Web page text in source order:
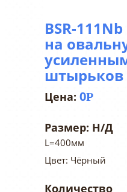
BSR-
на
штырьков
0Р
Размер: Н/Д
L=400мм
Цвет: Чёрный